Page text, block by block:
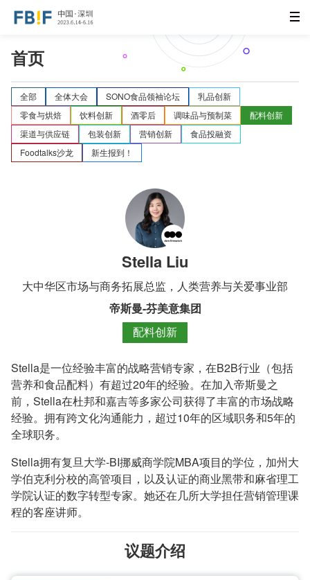
首页
全部 全体大会 SONO食品领袖论坛
乳品创新
零食与烘焙
饮料创新 酒零后 调味品与预制菜
配料创新
渠道与供应链
包装创新 营销创新
食品投融资
Foodtalks沙龙
新生报到！
Stella Liu
大中华区市场与商务拓展总监，人类营养与关爱事业部
帝斯曼-芬美意集团
配料创新
Stella是一位经验丰富的战略营销专家，在B2B行业（包括
营养和食品配料）有超过20年的经验。在加入帝斯曼之
前，Stella在杜邦和嘉吉等多家公司获得了丰富的市场战略
经验。拥有跨文化沟通能力，超过10年的区域职务和5年的
全球职务。
Stella拥有复旦大学-BI挪威商学院MBA项目的学位，加州大
学伯克利分校的高管项目，以及认证的商业黑带和麻省理工
学院认证的数字转型专家。她还在几所大学担任营销管理课
程的客座讲师。
议题介绍